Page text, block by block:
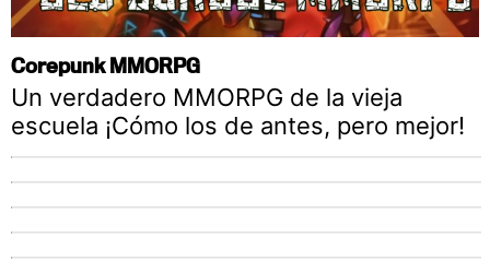
Corepunk MMORPG
Un verdadero MMORPG de la vieja
escuela ¡Cómo los de antes, pero mejor!